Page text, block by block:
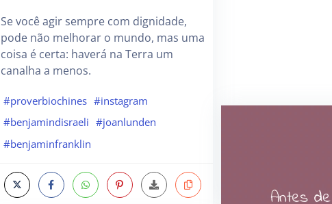
Se você agir sempre com dignidade,
pode não melhorar o mundo, mas uma
coisa é certa: haverá na Terra um
canalha a menos.
#proverbiochines #instagram
#benjamindisraeli #joanlunden
#benjaminfranklin